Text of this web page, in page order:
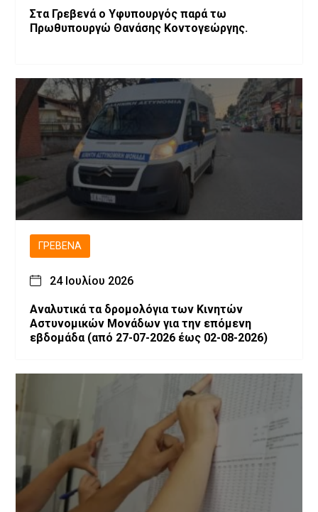
Στα Γρεβενά ο Υφυπουργός παρά τω
Πρωθυπουργώ Θανάσης Κοντογεώργης.
ΓΡΕΒΕΝΆ
24 Ιουλίου 2026
Αναλυτικά τα δρομολόγια των Κινητών
Αστυνομικών Μονάδων για την επόμενη
εβδομάδα (από 27-07-2026 έως 02-08-2026)